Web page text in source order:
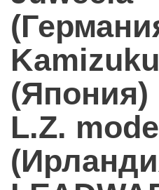
(Япония)
L.Z.